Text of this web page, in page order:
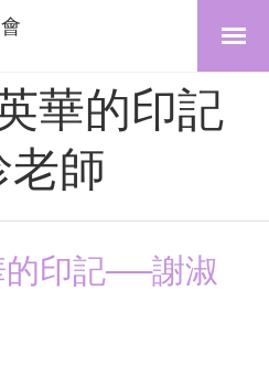
華的印記
師
印記──謝淑